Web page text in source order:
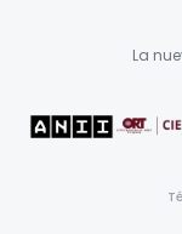
La